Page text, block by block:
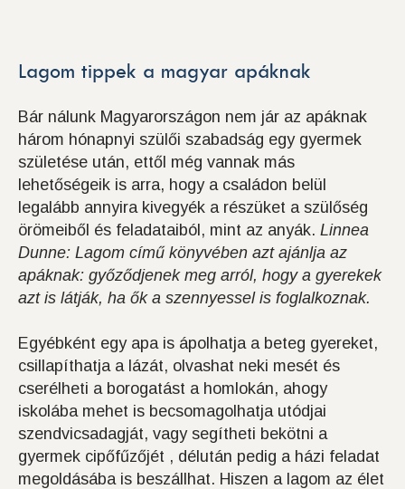
Lagom tippek a magyar apáknak
Bár nálunk Magyarországon nem jár az apáknak
három hónapnyi szülői szabadság egy gyermek
születése után, ettől még vannak más
lehetőségeik is arra, hogy a családon belül
legalább annyira kivegyék a részüket a szülőség
örömeiből és feladataiból, mint az anyák. Linnea
Dunne: Lagom című könyvében azt ajánlja az
apáknak: győződjenek meg arról, hogy a gyerekek
azt is látják, ha ők a szennyessel is foglalkoznak.
Egyébként egy apa is ápolhatja a beteg gyereket,
csillapíthatja a lázát, olvashat neki mesét és
cserélheti a borogatást a homlokán, ahogy
iskolába mehet is becsomagolhatja utódjai
szendvicsadagját, vagy segítheti bekötni a
gyermek cipőfűzőjét , délután pedig a házi feladat
megoldásába is beszállhat. Hiszen a lagom az élet